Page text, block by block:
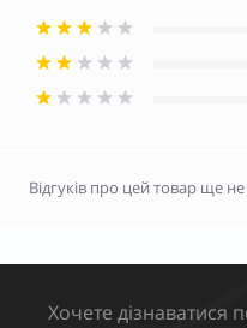
Відгуків про цей товар ще
Хочете дізнаватися